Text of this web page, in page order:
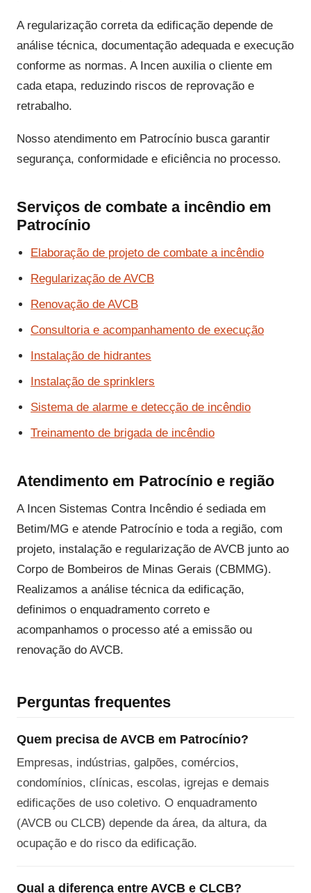
A regularização correta da edificação depende de
análise técnica, documentação adequada e execução
conforme as normas. A Incen auxilia o cliente em
cada etapa, reduzindo riscos de reprovação e
retrabalho.
Nosso atendimento em Patrocínio busca garantir
segurança, conformidade e eficiência no processo.
Serviços de combate a incêndio em
Patrocínio
Elaboração de projeto de combate a incêndio
Regularização de AVCB
Renovação de AVCB
Consultoria e acompanhamento de execução
Instalação de hidrantes
Instalação de sprinklers
Sistema de alarme e detecção de incêndio
Treinamento de brigada de incêndio
Atendimento em Patrocínio e região
A Incen Sistemas Contra Incêndio é sediada em
Betim/MG e atende Patrocínio e toda a região, com
projeto, instalação e regularização de AVCB junto ao
Corpo de Bombeiros de Minas Gerais (CBMMG).
Realizamos a análise técnica da edificação,
definimos o enquadramento correto e
acompanhamos o processo até a emissão ou
renovação do AVCB.
Perguntas frequentes
Quem precisa de AVCB em Patrocínio?
Empresas, indústrias, galpões, comércios,
condomínios, clínicas, escolas, igrejas e demais
edificações de uso coletivo. O enquadramento
(AVCB ou CLCB) depende da área, da altura, da
ocupação e do risco da edificação.
Qual a diferença entre AVCB e CLCB?